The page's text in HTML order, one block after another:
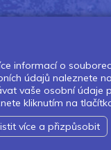
informací o
údajů naleznete
vaše osobní údaje
kliknutím na
více a přizpůsobit